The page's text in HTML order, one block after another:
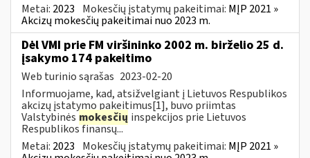
Metai: 2023 Mokesčių įstatymų pakeitimai: MĮP 2021 »
Akcizų mokesčių pakeitimai nuo 2023 m.
Dėl VMI prie FM viršininko 2002 m. birželio 25 d.
įsakymo 174 pakeitimo
Web turinio sąrašas 2023-02-20
Informuojame, kad, atsižvelgiant į Lietuvos Respublikos
akcizų įstatymo pakeitimus[1], buvo priimtas
Valstybinės mokesčių inspekcijos prie Lietuvos
Respublikos finansų...
Metai: 2023 Mokesčių įstatymų pakeitimai: MĮP 2021 »